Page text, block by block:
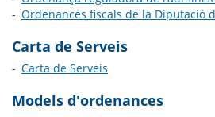
Ordenances fiscals de la Diputació
Carta de Serveis
Carta de Serveis
Models d'ordenances